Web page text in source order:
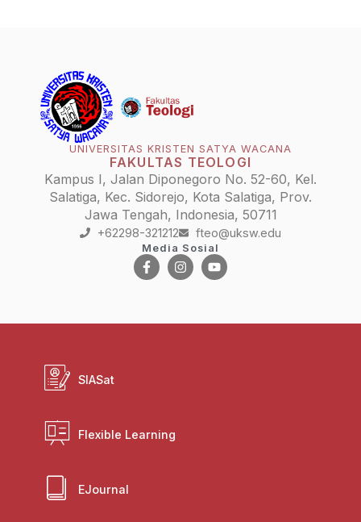
UNIVERSITAS KRISTEN SATYA WACANA
FAKULTAS TEOLOGI
Kampus I, Jalan Diponegoro No. 52-60, Kel.
Salatiga, Kec. Sidorejo, Kota Salatiga, Prov.
Jawa Tengah, Indonesia, 50711
+62298-321212 fteo@uksw.edu
Media Sosial
SIASat
Flexible Learning
EJournal